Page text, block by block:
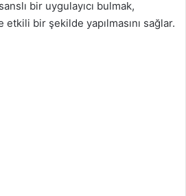
bir uygulayıcı bulmak,
etkili bir şekilde yapılmasını sağlar.